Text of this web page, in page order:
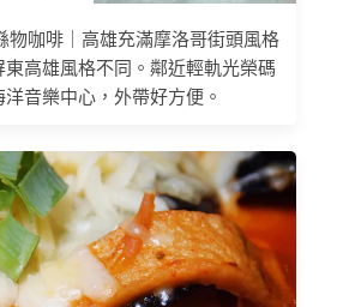
物咖啡｜高雄充滿摩洛哥街頭風格
東高雄風格不同。鄰近輕軌光榮碼
洋音樂中心，外帶好方便。